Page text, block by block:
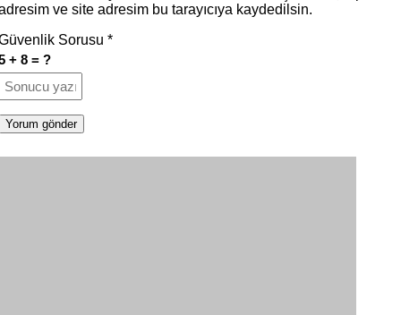
ve site adresim bu tarayıcıya kaydedilsin.
Sorusu *
+ 8 = ?